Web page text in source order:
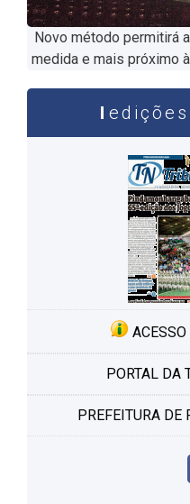
Novo método permitirá
medida e mais próximo
ACESSO
PORTAL DA
PREFEITURA